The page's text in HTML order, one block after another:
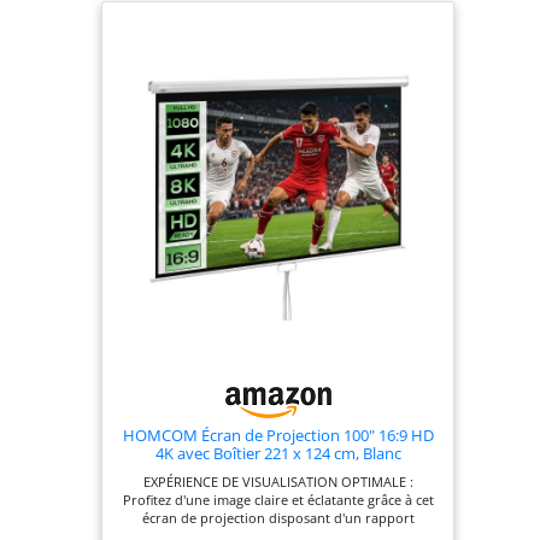
continu ; peut être
la poignée vers le
bas (commande de
rétraction lente)
Qualité d'image
parfaite avec un
large angle de
vision – la toile
mate-diffuse
ESMART
vision de >150°
pour une image
lumineuse et
uniforme avec les
projecteurs LCD,
LED et DLP. Boîtier
HOMCOM Écran de Projection 100" 16:9 HD
4K avec Boîtier 221 x 124 cm, Blanc
EXPÉRIENCE DE VISUALISATION OPTIMALE :
Profitez d'une image claire et éclatante grâce à cet
écran de projection disposant d'un rapport